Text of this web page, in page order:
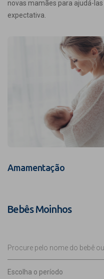
novas mamães para ajudá-
expectativa.
Amamentação
Bebês Moinhos
Procure pelo nome do bebê
Escolha o período